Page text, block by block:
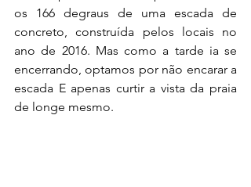
os 166 degraus de uma escada de
concreto, construída pelos locais no
ano de 2016. Mas como a tarde ia se
encerrando, optamos por não encarar a
escada E apenas curtir a vista da praia
de longe mesmo.